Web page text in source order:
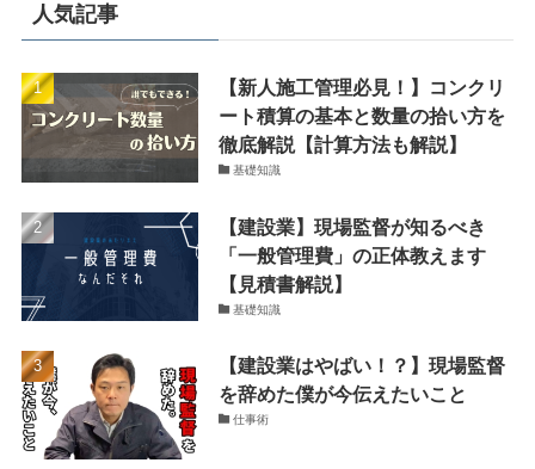
人気記事
【新人施工管理必見！】コンクリ
ート積算の基本と数量の拾い方を
徹底解説【計算方法も解説】
基礎知識
【建設業】現場監督が知るべき
「一般管理費」の正体教えます
【見積書解説】
基礎知識
【建設業はやばい！？】現場監督
を辞めた僕が今伝えたいこと
仕事術